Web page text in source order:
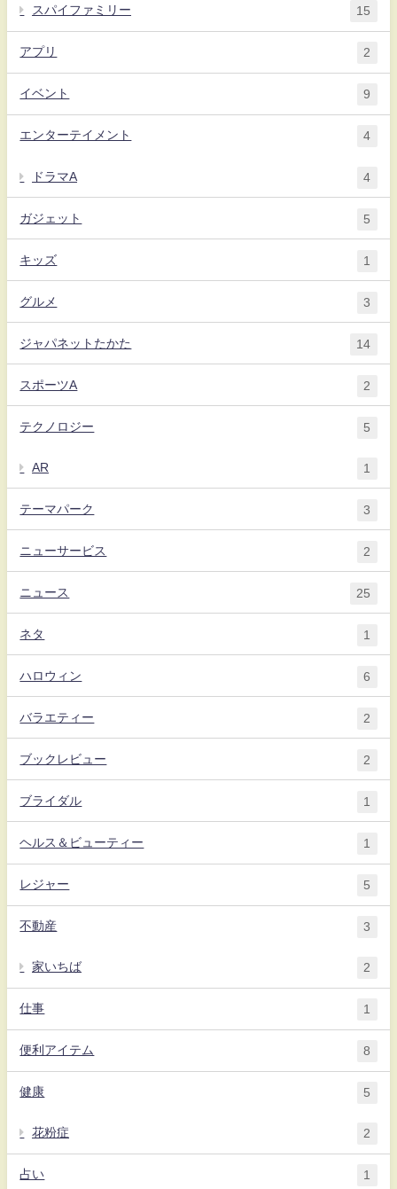
スパイファミリー 15
アプリ 2
イベント 9
エンターテイメント 4
ドラマA 4
ガジェット 5
キッズ 1
グルメ 3
ジャパネットたかた 14
スポーツA 2
テクノロジー 5
AR 1
テーマパーク 3
ニューサービス 2
ニュース 25
ネタ 1
ハロウィン 6
バラエティー 2
ブックレビュー 2
ブライダル 1
ヘルス＆ビューティー 1
レジャー 5
不動産 3
家いちば 2
仕事 1
便利アイテム 8
健康 5
花粉症 2
占い 1